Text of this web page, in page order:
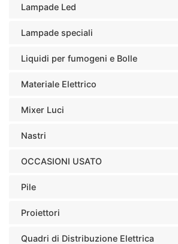
Lampade Led
Lampade speciali
Liquidi per fumogeni e Bolle
Materiale Elettrico
Mixer Luci
Nastri
OCCASIONI USATO
Pile
Proiettori
Quadri di Distribuzione Elettrica